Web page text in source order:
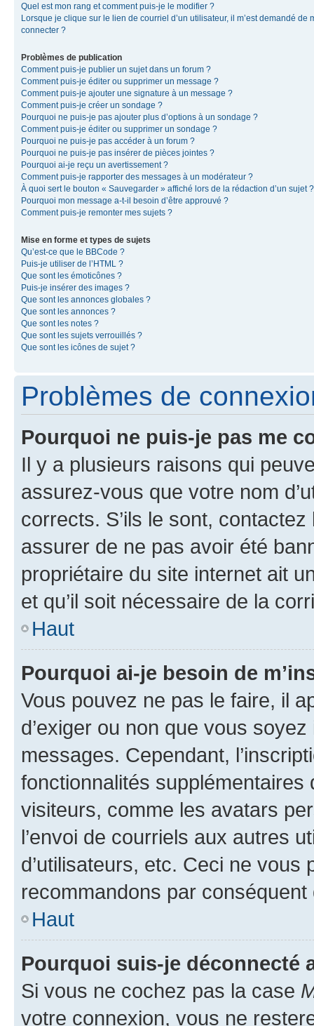
Quel est mon rang et comment puis-je le modifier ?
Lorsque je clique sur le lien de courriel d’un utilisateur, il m’est demandé de
connecter ?
Problèmes de publication
Comment puis-je publier un sujet dans un forum ?
Comment puis-je éditer ou supprimer un message ?
Comment puis-je ajouter une signature à un message ?
Comment puis-je créer un sondage ?
Pourquoi ne puis-je pas ajouter plus d’options à un sondage ?
Comment puis-je éditer ou supprimer un sondage ?
Pourquoi ne puis-je pas accéder à un forum ?
Pourquoi ne puis-je pas insérer de pièces jointes ?
Pourquoi ai-je reçu un avertissement ?
Comment puis-je rapporter des messages à un modérateur ?
À quoi sert le bouton « Sauvegarder » affiché lors de la rédaction d’un sujet ?
Pourquoi mon message a-t-il besoin d’être approuvé ?
Comment puis-je remonter mes sujets ?
Mise en forme et types de sujets
Qu’est-ce que le BBCode ?
Puis-je utiliser de l’HTML ?
Que sont les émoticônes ?
Puis-je insérer des images ?
Que sont les annonces globales ?
Que sont les annonces ?
Que sont les notes ?
Que sont les sujets verrouillés ?
Que sont les icônes de sujet ?
Problèmes de
Pourquoi ne puis-je pas me
Il y a plusieurs raisons qui
assurez-vous que votre nom
corrects. S’ils le sont,
assurer de ne pas avoir été
propriétaire du site internet ait
et qu’il soit nécessaire de la
Haut
Pourquoi ai-je besoin de
Vous pouvez ne pas le faire, il
d’exiger ou non que vous
messages. Cependant,
fonctionnalités
visiteurs, comme les avatars
l’envoi de courriels aux autres
d’utilisateurs, etc. Ceci ne vous
recommandons par conséquent
Haut
Pourquoi suis-je déconnecté
Si vous ne cochez pas la case
votre connexion, vous ne